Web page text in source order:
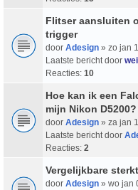
Flitser aansluiten
trigger
door Adesign » zo jan
Laatste bericht door
Reacties: 10
Hoe kan ik een
mijn Nikon D5200?
door Adesign » za jan
Laatste bericht door
Reacties: 2
Vergelijkbare
door Adesign » wo jan